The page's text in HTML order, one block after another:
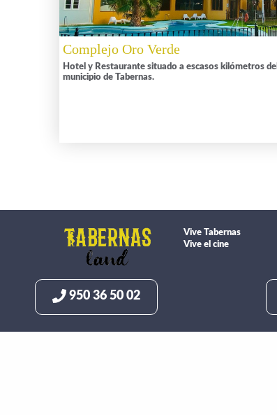
Complejo Oro Verde
Hotel y Restaurante situado a escasos kilómetros del
municipio de Tabernas.
Vive Tabernas
Vive el cine
950 36 50 02